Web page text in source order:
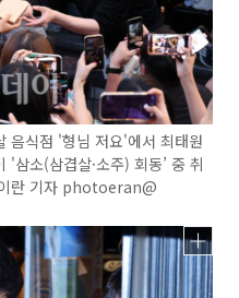
식점 '형님 저요'에서 최태원
삼소(삼겹살·소주) 회동’ 중 취
란 기자 photoeran@